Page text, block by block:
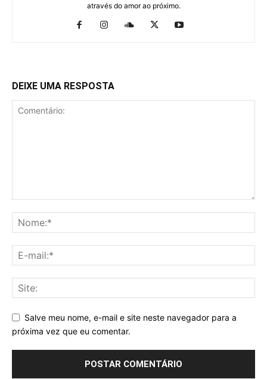
através do amor ao próximo.
DEIXE UMA RESPOSTA
Salve meu nome, e-mail e site neste navegador para a
próxima vez que eu comentar.